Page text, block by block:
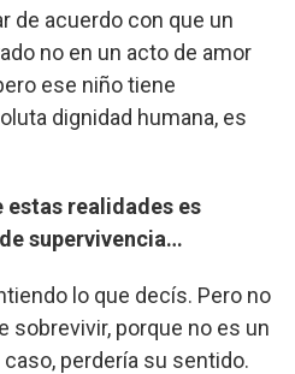
de acuerdo con que un
no en un acto de amor
ese niño tiene
dignidad humana, es
estas realidades es
supervivencia…
lo que decís. Pero no
sobrevivir, porque no es un
perdería su sentido.